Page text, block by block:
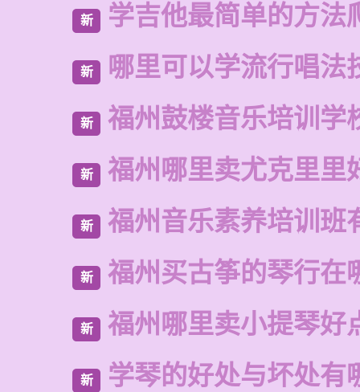
新 学吉他最简单的方法
新 哪里可以学流行唱法
新 福州鼓楼音乐培训学
新 福州哪里卖尤克里里
新 福州音乐素养培训班
新 福州买古筝的琴行在
新 福州哪里卖小提琴好
新 学琴的好处与坏处有